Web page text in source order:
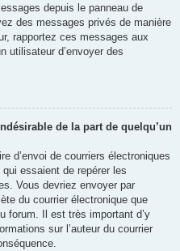
depuis le panneau de
des messages privés de manière
rapportez ces messages aux
utilisateur d’envoyer des
de la part de quelqu’un
d’envoi de courriers électroniques
essaient de repérer les
Vous devriez envoyer par
du courrier électronique que
forum. Il est très important d’y
sur l’auteur du courrier